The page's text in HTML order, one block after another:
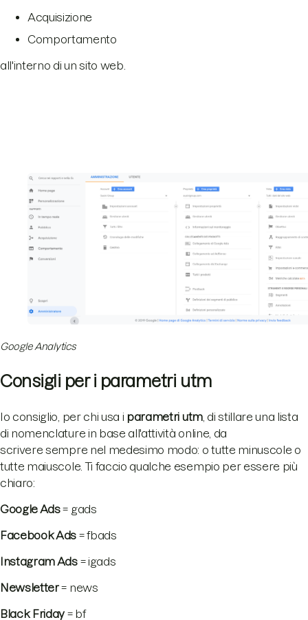
Acquisizione
Comportamento
all'interno di un sito web.
Google Analytics
Consigli per i parametri utm
Io consiglio, per chi usa i parametri utm, di stillare una lista
di nomenclature in base all'attività online, da
scrivere sempre nel medesimo modo: o tutte minuscole o
tutte maiuscole. Ti faccio qualche esempio per essere più
chiaro:
Google Ads= gads
Facebook Ads = fbads
Instagram Ads= igads
Newsletter= news
Black Friday = bf